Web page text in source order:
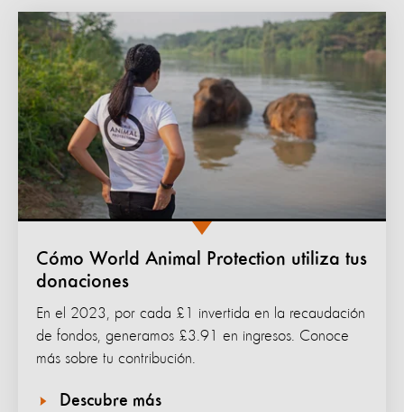
Cómo World Animal Protection utiliza tus
donaciones
En el 2023, por cada £1 invertida en la recaudación
de fondos, generamos £3.91 en ingresos. Conoce
más sobre tu contribución.
Descubre más